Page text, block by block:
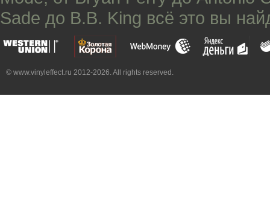
Sade до B.B. King всё это вы
© www.vinyleffect.ru 2012-2026. All rights reserved.